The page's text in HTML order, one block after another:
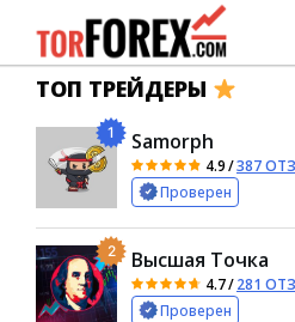
ТОП ТРЕЙДЕРЫ
1 Samorph
4.9/387
Проверен
2 Высшая Точка
4.7/281
Проверен